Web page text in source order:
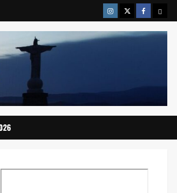
Instragram
TwitterFacebook